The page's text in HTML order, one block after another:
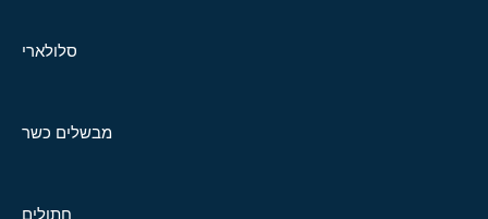
סלולארי
מבשלים כשר
חתולים